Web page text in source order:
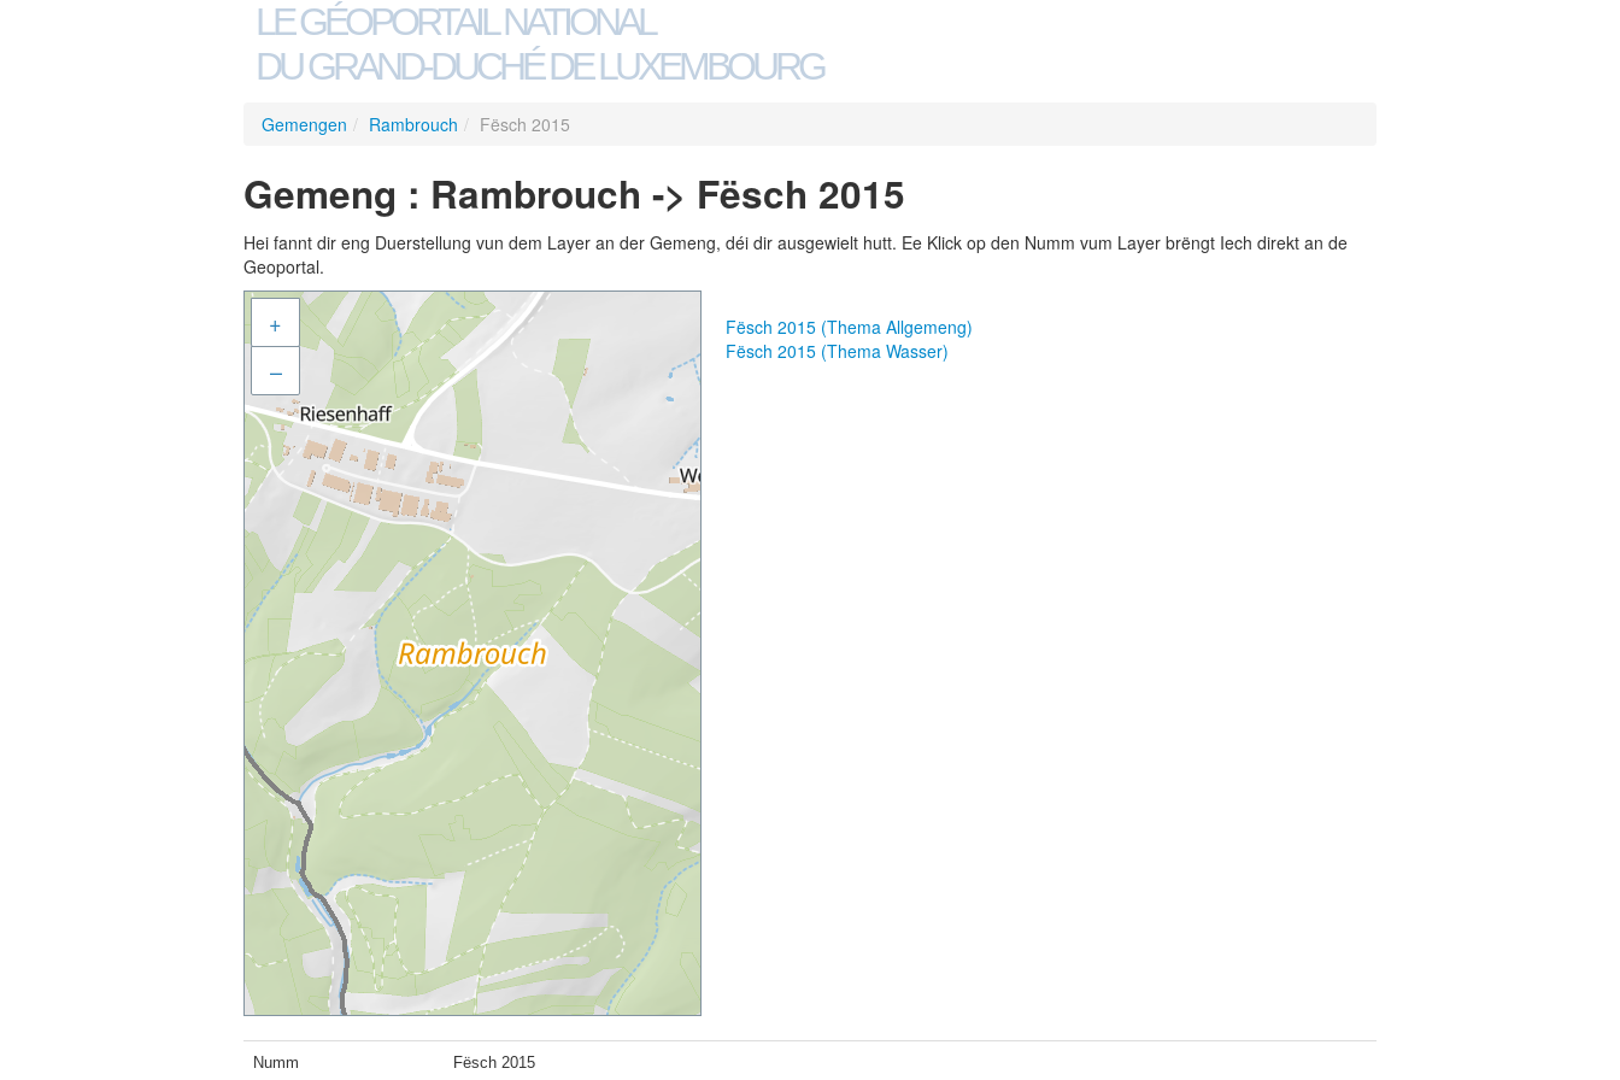
LE GÉOPORTAIL NATIONAL
DU GRAND-DUCHÉ DE LUXEMBOURG
Gemengen / Rambrouch / Fësch 2015
Gemeng : Rambrouch -> Fësch 2015
Hei fannt dir eng Duerstellung vun dem Layer an der Gemeng, déi dir ausgewielt hutt. Ee Klick op den Numm vum Layer brëngt Iech direkt an de
Geoportal.
+
–
Fësch 2015 (Thema Allgemeng)
Fësch 2015 (Thema Wasser)
Numm Fësch 2015